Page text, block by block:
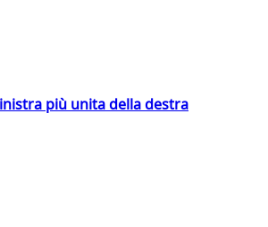
più unita della destra